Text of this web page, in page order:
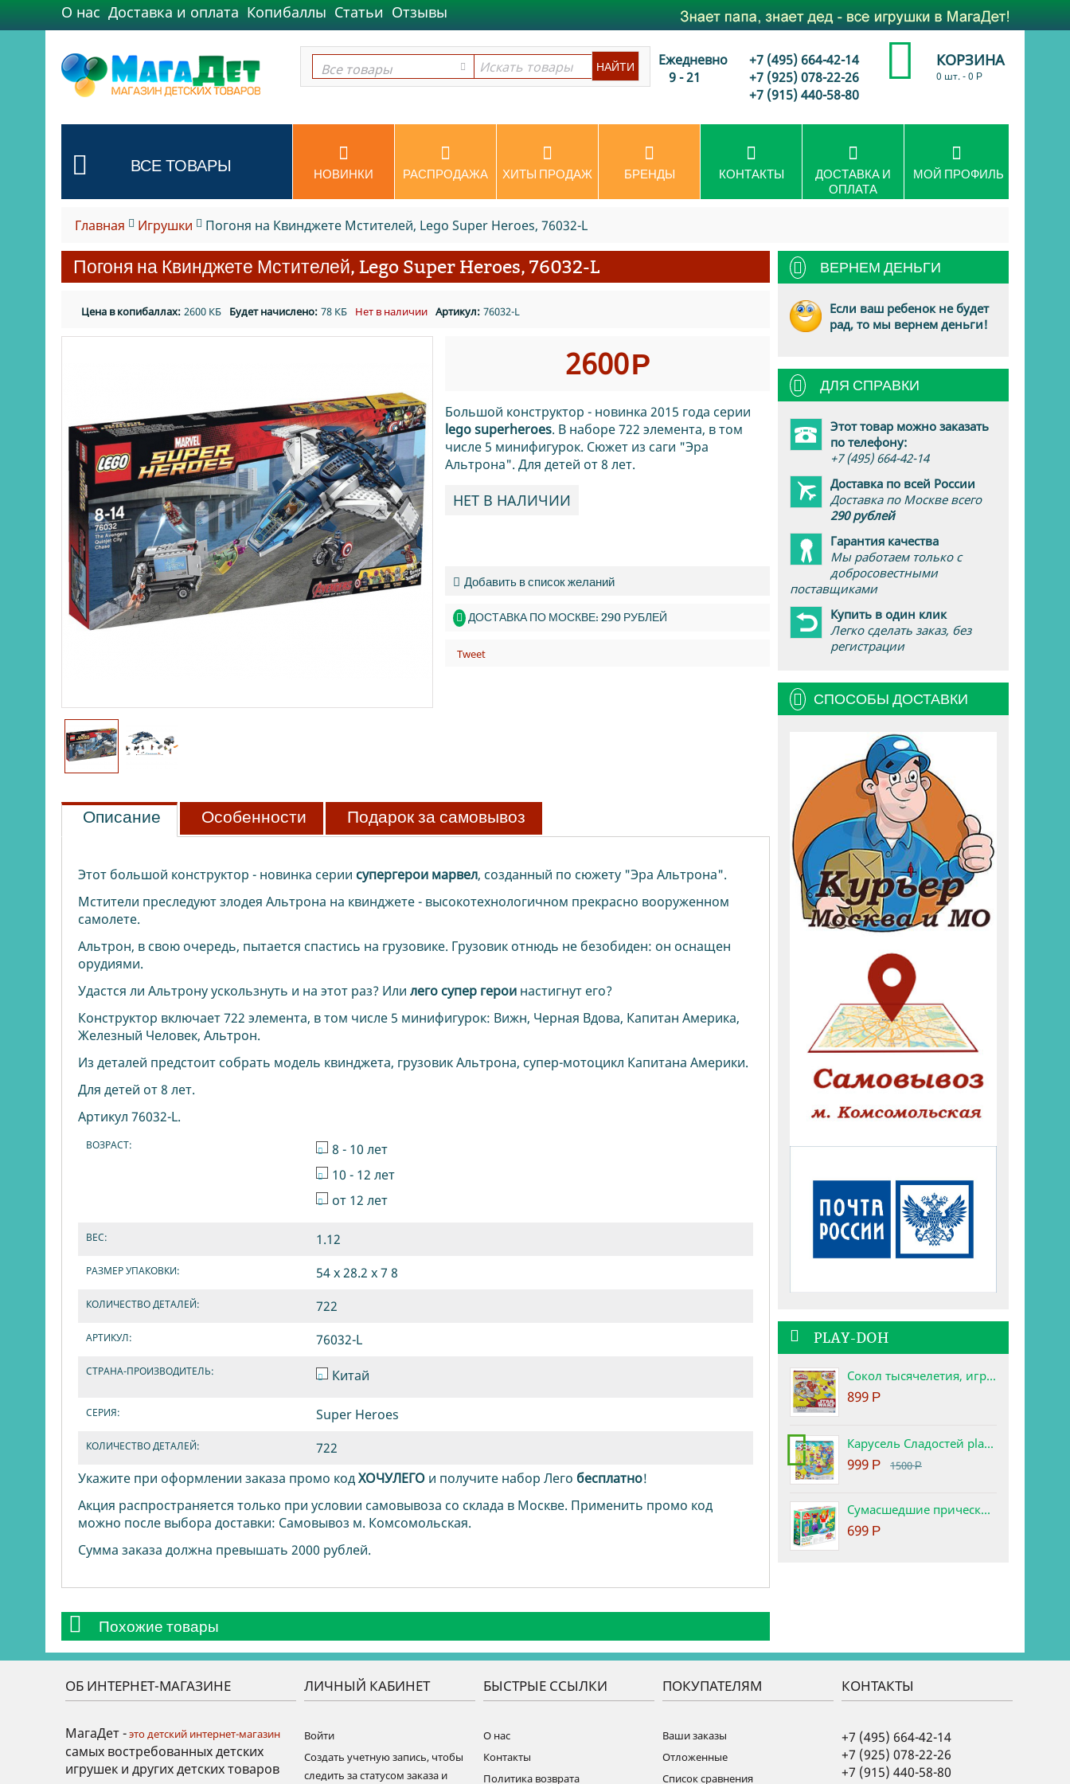
О нас Доставка и оплата Копибаллы Статьи Отзывы
Все товары
Все товары
Ежедневно
9 - 21
+7 (495) 664-42-14
+7 (925) 078-22-26
+7 (915) 440-58-80
КОРЗИНА
0 шт.-0 Р
ВСЕ ТОВАРЫ НОВИНКИ РАСПРОДАЖА ХИТЫ ПРОДАЖ БРЕНДЫ КОНТАКТЫ
ДОСТАВКА И
ОПЛАТА
МОЙ ПРОФИЛЬ
Главная Игрушки Погоня на Квинджете Мстителей, Lego Super Heroes, 76032-L
Погоня на Квинджете Мстителей, Lego Super Heroes, 76032-L
Цена в копибаллах: 2600 КБ Будет начислено: 78 КБ Нет в наличии Артикул: 76032-L
2600Р
Большой конструктор - новинка 2015 года серии
lego superheroes. В наборе 722 элемента, в том
числе 5 минифигурок. Сюжет из саги "Эра
Альтрона". Для детей от 8 лет.
НЕТ В НАЛИЧИИ
Добавить в список желаний
ДОСТАВКА ПО МОСКВЕ: 290 РУБЛЕЙ
Tweet
Описание Особенности Подарок за самовывоз
Этот большой конструктор - новинка серии супергерои марвел, созданный по сюжету "Эра Альтрона".
Мстители преследуют злодея Альтрона на квинджете - высокотехнологичном прекрасно вооруженном
самолете.
Альтрон, в свою очередь, пытается спастись на грузовике. Грузовик отнюдь не безобиден: он оснащен
орудиями.
Удастся ли Альтрону ускользнуть и на этот раз? Или лего супер герои настигнут его?
Конструктор включает 722 элемента, в том числе 5 минифигурок: Вижн, Черная Вдова, Капитан Америка,
Железный Человек, Альтрон.
Из деталей предстоит собрать модель квинджета, грузовик Альтрона, супер-мотоцикл Капитана Америки.
Для детей от 8 лет.
Артикул 76032-L.
ВОЗРАСТ:
8 - 10 лет
10 - 12 лет
от 12 лет
ВЕС: 1.12
РАЗМЕР УПАКОВКИ: 54 х 28.2 х 7 8
КОЛИЧЕСТВО ДЕТАЛЕЙ: 722
АРТИКУЛ: 76032-L
СТРАНА-ПРОИЗВОДИТЕЛЬ: Китай
СЕРИЯ: Super Heroes
КОЛИЧЕСТВО ДЕТАЛЕЙ:
722
Укажите при оформлении заказа промо кодХОЧУЛЕГО и получите набор Лего бесплатно!
Акция распространяется только при условии самовывоза со склада в Москве. Применить промо код
можно после выбора доставки: Самовывоз м. Комсомольская.
Сумма заказа должна превышать 2000 рублей.
Похожие товары
ВЕРНЕМ ДЕНЬГИ
Если ваш ребенок не будет
рад, то мы вернем деньги!
ДЛЯ СПРАВКИ
Этот товар можно заказать
по телефону:
+7 (495) 664-42-14
Доставка по всей России
Доставка по Москве всего
290 рублей
Гарантия качества
Мы работаем только с
добросовестными
поставщиками
Купить в один клик
Легко сделать заказ, без
регистрации
СПОСОБЫ ДОСТАВКИ
PLAY-DOH
Сокол тысячелетия, игровой набор Star Wars Play-Doh
899 Р
-33% Карусель Сладостей play-doh. Набор с пластилином.
999 Р 1500 Р
Сумасшедшие прически набор play-doh
699 Р
ОБ ИНТЕРНЕТ-МАГАЗИНЕ
МагаДет -это детский интернет-магазин
самых востребованных детских
игрушек и других детских товаров
ЛИЧНЫЙ КАБИНЕТ
Войти
Создать учетную запись, чтобы
следить за статусом заказа и
БЫСТРЫЕ ССЫЛКИ
О нас
Контакты
Политика возврата
ПОКУПАТЕЛЯМ
Ваши заказы
Отложенные
Список сравнения
КОНТАКТЫ
+7 (495) 664-42-14
+7 (925) 078-22-26
+7 (915) 440-58-80